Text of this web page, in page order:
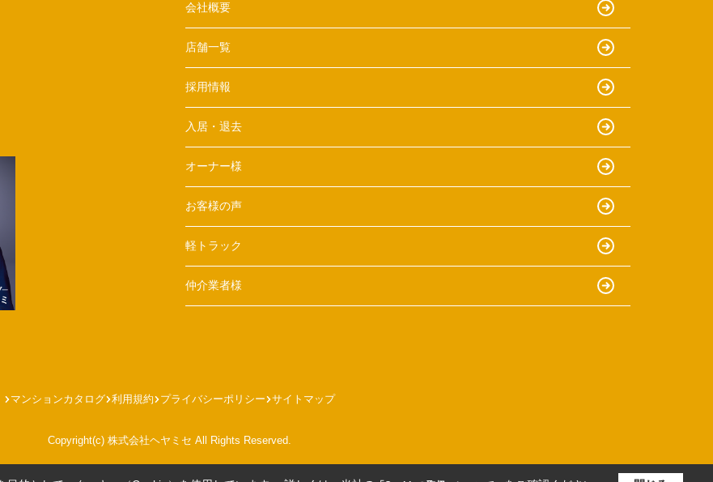
会社概要
店舗一覧
採用情報
入居・退去
オーナー様
お客様の声
軽トラック
仲介業者様
マンションカタログ 利用規約 プライバシーポリシー サイトマップ
Copyright(c) 株式会社ヘヤミセ All Rights Reserved.